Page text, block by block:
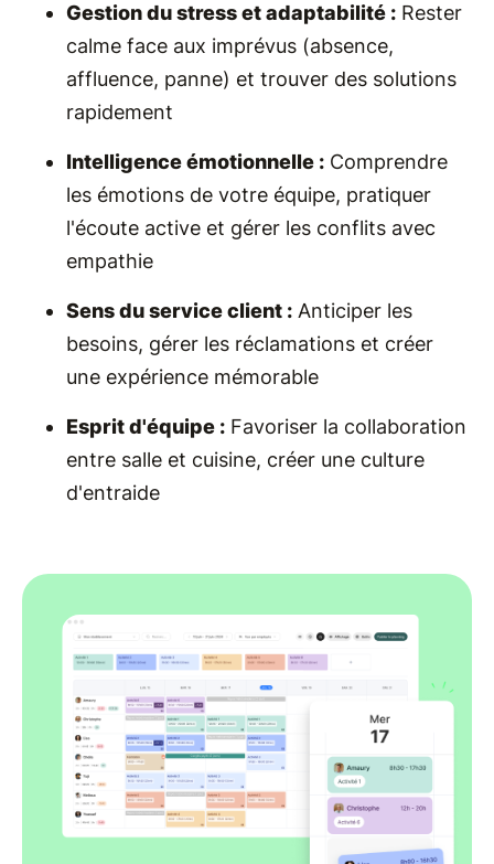
Gestion du stress et adaptabilité : Rester
calme face aux imprévus (absence,
affluence, panne) et trouver des solutions
rapidement
Intelligence émotionnelle : Comprendre
les émotions de votre équipe, pratiquer
l'écoute active et gérer les conflits avec
empathie
Sens du service client : Anticiper les
besoins, gérer les réclamations et créer
une expérience mémorable
Esprit d'équipe : Favoriser la collaboration
entre salle et cuisine, créer une culture
d'entraide